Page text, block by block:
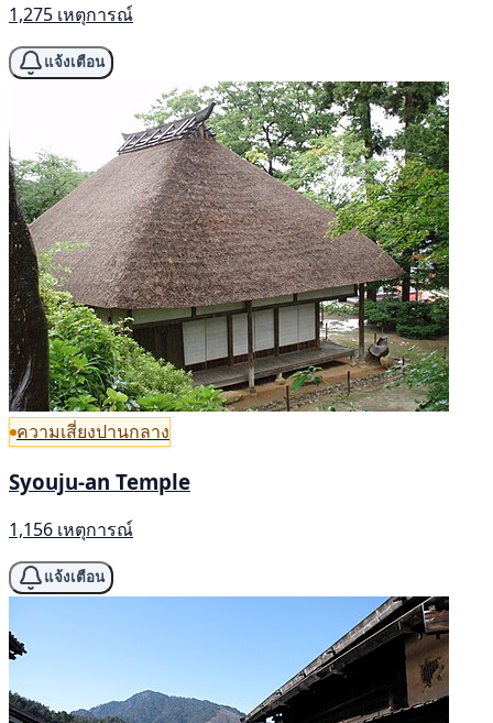
1,275 เหตุการณ์
แจ้งเตือน
ความเสี่ยงปานกลาง
Syouju-an Temple
1,156 เหตุการณ์
แจ้งเตือน